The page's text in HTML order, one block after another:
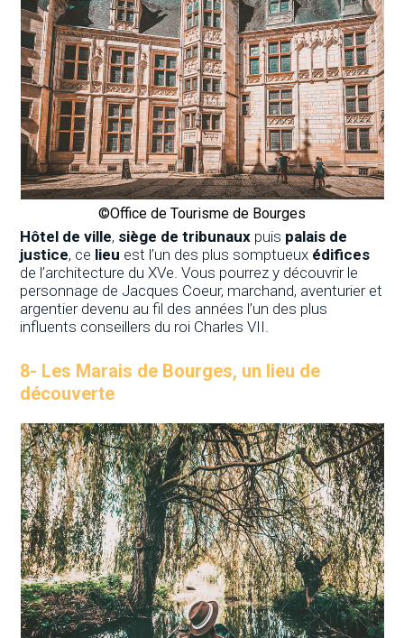
©Office de Tourisme de Bourges
Hôtel de ville, siège de tribunaux puis palais de
justice, ce lieu est l’un des plus somptueux édifices
de l’architecture du XVe. Vous pourrez y découvrir le
personnage de Jacques Coeur, marchand, aventurier et
argentier devenu au fil des années l’un des plus
influents conseillers du roi Charles VII.
8- Les Marais de Bourges, un lieu de
découverte